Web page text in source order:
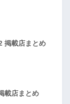
掲載店まとめ
載店まとめ